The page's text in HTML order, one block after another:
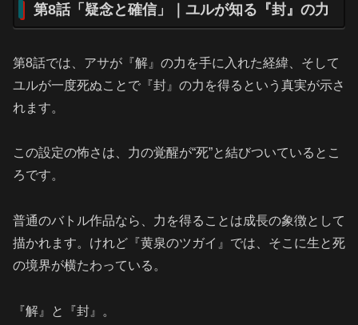
第8話「疑念と確信」｜ユルが知る『封』の力
第8話では、アサが『解』の力を手に入れた経緯、そして
ユルが一度死ぬことで『封』の力を得るという真実が示さ
れます。
この設定の怖さは、力の覚醒が“死”と結びついているとこ
ろです。
普通のバトル作品なら、力を得ることは成長の象徴として
描かれます。けれど『黄泉のツガイ』では、そこに生と死
の境界が横たわっている。
『解』と『封』。